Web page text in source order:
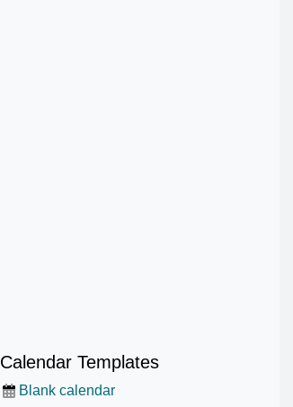
Calendar Templates
Blank calendar